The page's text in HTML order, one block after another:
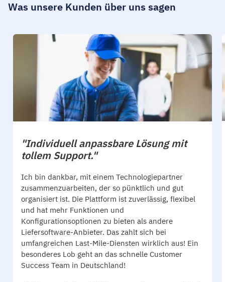
Was unsere Kunden über uns sagen
"Individuell anpassbare Lösung mit
tollem Support."
Ich bin dankbar, mit einem Technologiepartner
zusammenzuarbeiten, der so pünktlich und gut
organisiert ist. Die Plattform ist zuverlässig, flexibel
und hat mehr Funktionen und
Konfigurationsoptionen zu bieten als andere
Liefersoftware-Anbieter. Das zahlt sich bei
umfangreichen Last-Mile-Diensten wirklich aus! Ein
besonderes Lob geht an das schnelle Customer
Success Team in Deutschland!